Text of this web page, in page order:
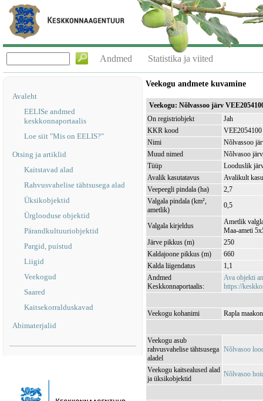
Andmed Statistika ja viited
Avaleht
EELISe andmed
keskkonnaportaalis
Loe siit "Mis on EELIS?"
Otsing ja artiklid
Kaitstavad alad
Rahvusvahelise tähtsusega alad
Üksikobjektid
Ürglooduse objektid
Pärandkultuuriobjektid
Pargid, puistud
Liigid
Veekogud
Saared
Kaitsekorralduskavad
Abimaterjalid
Veekogu andmete kuvamine
Veekogu: Nõlvassoo järv
On registriobjekt
Jah
KKR kood
VEE2054100
Nimi
Nõlvassoo
Muud nimed
Nõlvasoo
Tüüp
Looduslik
Avalik kasutatavus
Avalikult
Veepeegli pindala (ha)
2,7
Valgala pindala (km²,
ametlik)
0,5
Valgala kirjeldus
Ametlik
Maa-ameti
Järve pikkus (m)
250
Kaldajoone pikkus (m)
660
Kalda liigendatus
1,1
Andmed
Keskkonnaportaalis:
Ava objekti
https://
Veekogu kohanimi Rapla
Veekogu asub
rahvusvahelise tähtsusega
aladel
Nõlvasoo
Veekogu kaitsealused alad
ja üksikobjektid
Nõlvasoo